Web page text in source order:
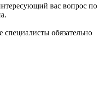
вас вопрос по
обязательно